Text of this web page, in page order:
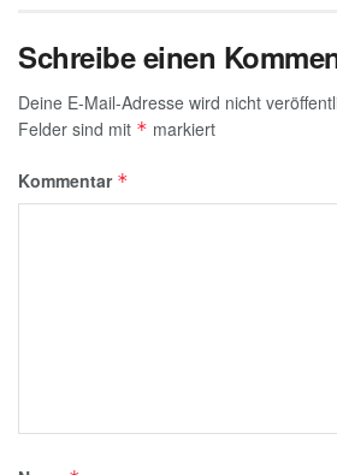
Schreibe einen
Deine E-Mail-Adresse wird nicht
Felder sind mit * markiert
Kommentar *